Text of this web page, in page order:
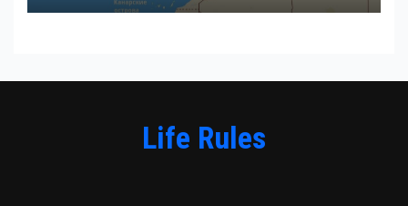
Life Rules